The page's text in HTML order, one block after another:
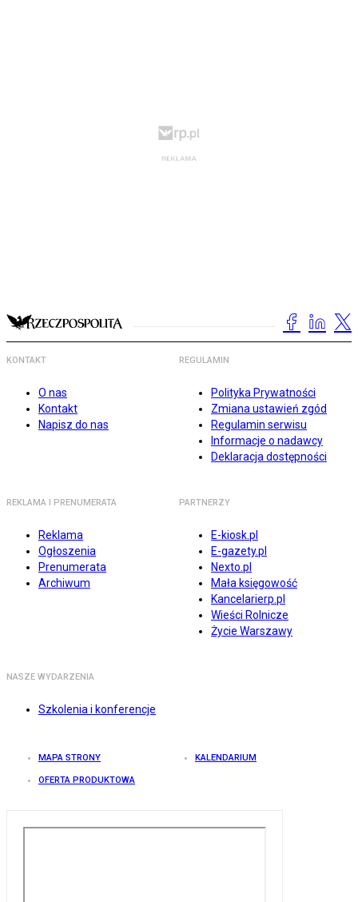
KONTAKT
O nas
Kontakt
Napisz do nas
REGULAMIN
Polityka Prywatności
Zmiana ustawień zgód
Regulamin serwisu
Informacje o nadawcy
Deklaracja dostępności
REKLAMA I PRENUMERATA
Reklama
Ogłoszenia
Prenumerata
Archiwum
PARTNERZY
E-kiosk.pl
E-gazety.pl
Nexto.pl
Mała księgowość
Kancelarierp.pl
Wieści Rolnicze
Życie Warszawy
NASZE WYDARZENIA
Szkolenia i konferencje
MAPA STRONY KALENDARIUM
OFERTA PRODUKTOWA